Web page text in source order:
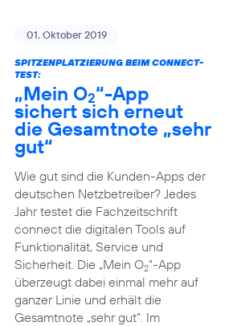
01. Oktober 2019
SPITZENPLATZIERUNG BEIM CONNECT-
TEST:
„Mein O2“-App
sichert sich erneut
die Gesamtnote „sehr
gut“
Wie gut sind die Kunden-Apps der
deutschen Netzbetreiber? Jedes
Jahr testet die Fachzeitschrift
connect die digitalen Tools auf
Funktionalität, Service und
Sicherheit. Die „Mein O2“-App
überzeugt dabei einmal mehr auf
ganzer Linie und erhält die
Gesamtnote „sehr gut“. Im